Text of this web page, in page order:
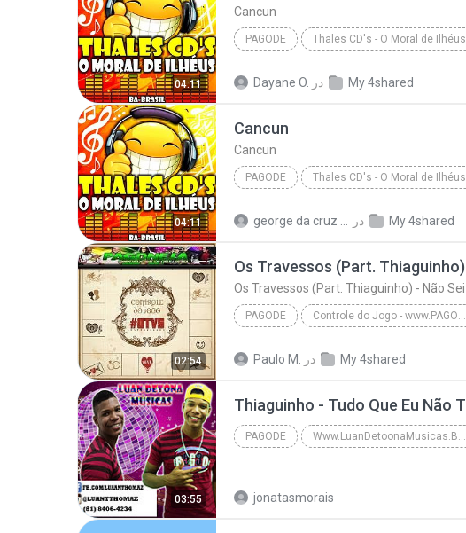
04:11
Cancun
PAGODE Thales CD's - O Moral de Ilhéus
Dayane O. در My 4shared
04:11
Cancun
Cancun
PAGODE Thales CD's - O Moral de Ilhéus
در My 4shared
02:54
PAGODE Controle do Jogo - www.PAGONEJA.com
Paulo M. در My 4shared
03:55
PAGODE Www.LuanDetoonaMusicas.Blogspot.Com.Br
jonatasmorais